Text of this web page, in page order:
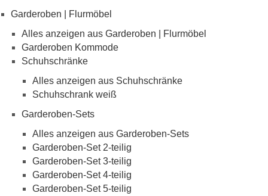
Garderoben | Flurmöbel
Alles anzeigen aus Garderoben | Flurmöbel
Garderoben Kommode
Schuhschränke
Alles anzeigen aus Schuhschränke
Schuhschrank weiß
Garderoben-Sets
Alles anzeigen aus Garderoben-Sets
Garderoben-Set 2-teilig
Garderoben-Set 3-teilig
Garderoben-Set 4-teilig
Garderoben-Set 5-teilig